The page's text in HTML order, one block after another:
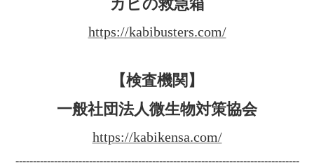
カビの救急箱
https://kabibusters.com/
【検査機関】
一般社団法人微生物対策協会
https://kabikensa.com/
---------------------------------------------------------------------------------